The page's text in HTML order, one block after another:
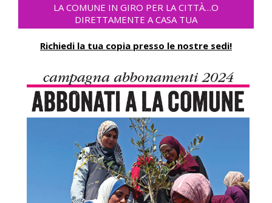
LA COMUNE IN GIRO PER LA CITTÀ…O
DIRETTAMENTE A CASA TUA
Richiedi la tua copia presso le nostre sedi!